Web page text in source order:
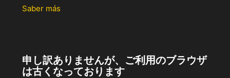
Saber más
申し訳ありませんが、ご利用のブラウザ
は古くなっております